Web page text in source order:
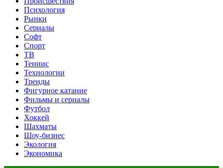
Психология
Рынки
Сериалы
Софт
Спорт
ТВ
Теннис
Технологии
Тренды
Фигурное катание
Фильмы и сериалы
Футбол
Хоккей
Шахматы
Шоу-бизнес
Экология
Экономика